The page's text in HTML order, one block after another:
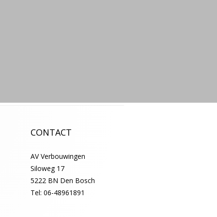
CONTACT
AV Verbouwingen
Siloweg 17
5222 BN Den Bosch
Tel:06-48961891